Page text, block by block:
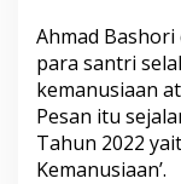
Ahmad
para santri
kemanusiaan
Pesan itu
Tahun 2022
Kemanusiaan’.